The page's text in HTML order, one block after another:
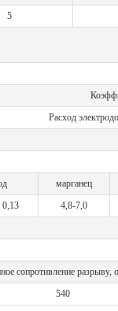
5
Расход
марганец
0,13
4,8-7,0
сопротивление
540